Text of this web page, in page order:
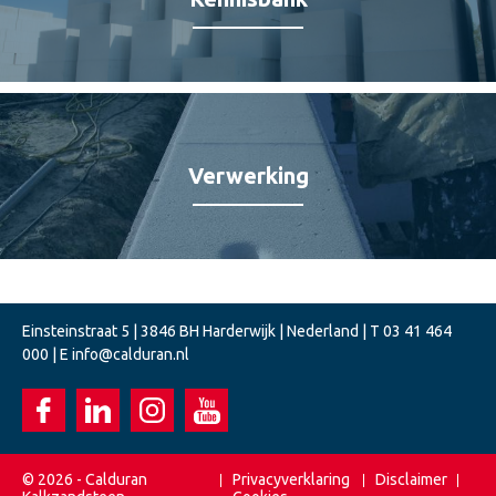
Verwerking
Einsteinstraat 5 | 3846 BH Harderwijk | Nederland | T 03 41 464
000 | E info@calduran.nl
© 2026 - Calduran
Privacyverklaring
Disclaimer